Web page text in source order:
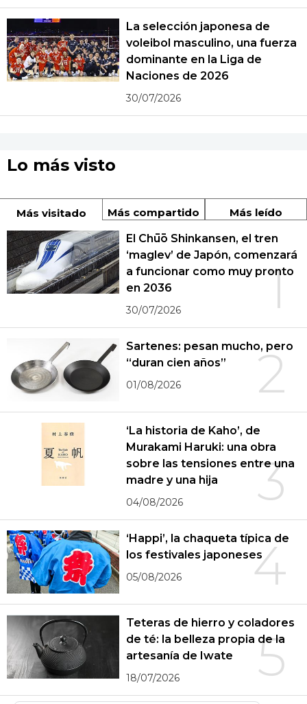
La selección japonesa de
voleibol masculino, una fuerza
dominante en la Liga de
Naciones de 2026
30/07/2026
Lo más visto
Más visitado Más compartido Más leído
1
El Chūō Shinkansen, el tren
‘maglev’ de Japón, comenzará
a funcionar como muy pronto
en 2036
30/07/2026
2
Sartenes: pesan mucho, pero
“duran cien años”
01/08/2026
3
‘La historia de Kaho’, de
Murakami Haruki: una obra
sobre las tensiones entre una
madre y una hija
04/08/2026
4
‘Happi’, la chaqueta típica de
los festivales japoneses
05/08/2026
5
Teteras de hierro y coladores
de té: la belleza propia de la
artesanía de Iwate
18/07/2026